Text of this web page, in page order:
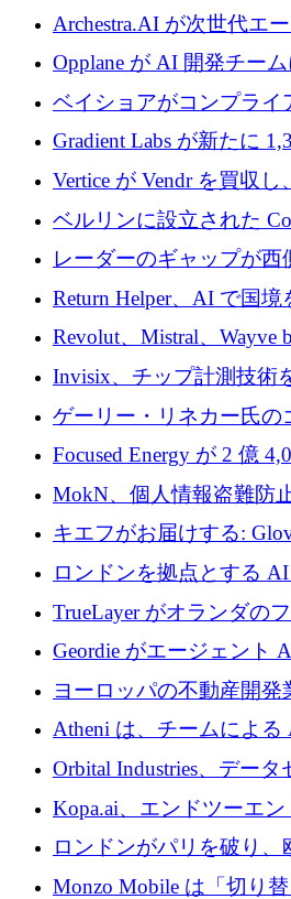
がエンジニアリング向け
600 万ユーロのプレシー
Archestra.AI が次世代エ
ースを実現するために
Opplane が AI 開発チー
たらすために 450 万ユー
ベイショアがコンプライ
ド化するために800万ド
Gradient Labs が新たに
Vertice が Vendr を買収
インテリジェンス プラ
ベルリンに設立された
に買収される
レーダーのギャップが
そしてベルリンのチップ
れを埋める
Return Helper、AI で国
の返品を利益に変えるシ
ルを調達
Revolut、Mistral、Wayve
Europe」キャンペーン
Invisix、チップ計測技術
2,000 万ユーロのシード
ゲーリー・リネカー氏の
事業を開始
Focused Energy が 2 億
TrueLayer が In3 を買収
を奪還
MokN、個人情報盗難防
の成長のためにシリーズ
調達
キエフがお届けする:
イナで最も急速に成長す
ように拡大したか
ロンドンを拠点とする
5,000 万ドルの資金調達
TrueLayer がオランダの
収、チェックアウト時に
Geordie がエージェント
ガバナンスをもたらすた
ヨーロッパの不動産開発
目を向けているため、
1億ユーロを突破
Atheni は、チームによ
用を支援するために 35
Orbital Industries、デー
トラクチャ システムの拡
確保
Kopa.ai、エンドツーエ
用の AI エージェントを
万ユーロを調達
ロンドンがパリを破り、
の座を奪還
Monzo Mobile は「切り